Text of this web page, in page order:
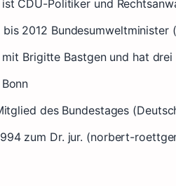
CDU-Politiker und
2012 Bundesumweltminister
Brigitte Bastgen und hat
des Bundestages
zum Dr. jur. (norbert-